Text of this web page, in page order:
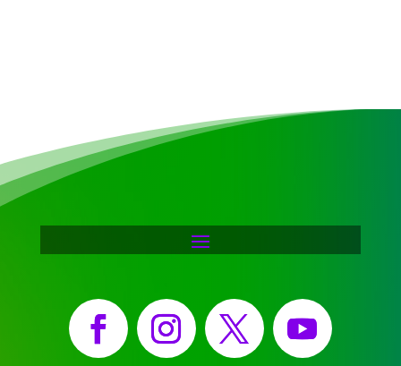
Facebook Instagram X YouTube